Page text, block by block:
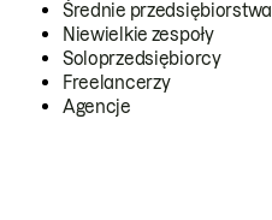
Średnie przedsiębiorstwa
Niewielkie zespoły
Soloprzedsiębiorcy
Freelancerzy
Agencje